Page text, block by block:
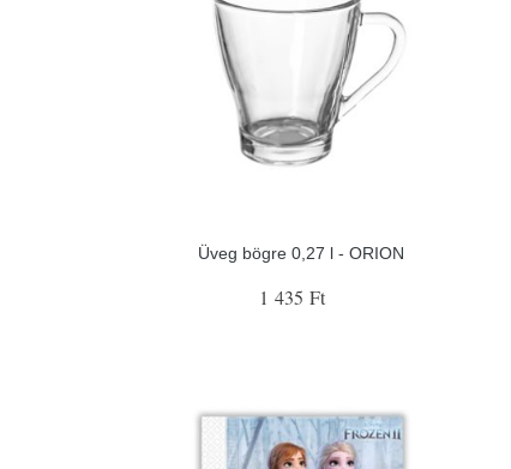
Üveg bögre 0,27 l - ORION
1 435 Ft